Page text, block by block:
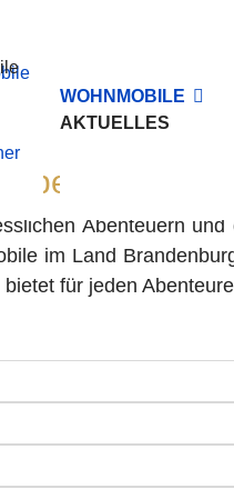
WOHNMOBILE
AKTUELLES
für
Abenteuern
im Land
für jeden